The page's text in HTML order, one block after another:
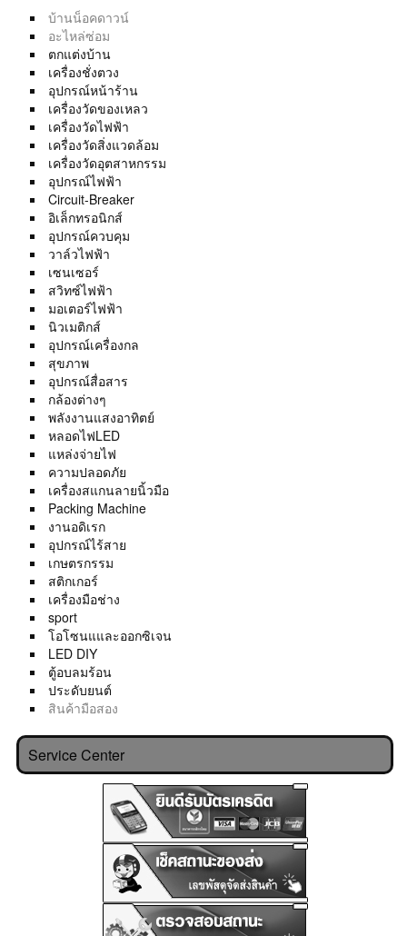
บ้านน็อคดาวน์
อะไหล่ซ่อม
ตกแต่งบ้าน
เครื่องชั่งตวง
อุปกรณ์หน้าร้าน
เครื่องวัดของเหลว
เครื่องวัดไฟฟ้า
เครื่องวัดสิ่งแวดล้อม
เครื่องวัดอุตสาหกรรม
อุปกรณ์ไฟฟ้า
Circuit-Breaker
อิเล็กทรอนิกส์
อุปกรณ์ควบคุม
วาล์วไฟฟ้า
เซนเซอร์
สวิทซ์ไฟฟ้า
มอเตอร์ไฟฟ้า
นิวเมติกส์
อุปกรณ์เครื่องกล
สุขภาพ
อุปกรณ์สื่อสาร
กล้องต่างๆ
พลังงานแสงอาทิตย์
หลอดไฟLED
แหล่งจ่ายไฟ
ความปลอดภัย
เครื่องสแกนลายนิ้วมือ
Packing Machine
งานอดิเรก
อุปกรณ์ไร้สาย
เกษตรกรรม
สติกเกอร์
เครื่องมือช่าง
sport
โอโซนแและออกซิเจน
LED DIY
ตู้อบลมร้อน
ประดับยนต์
สินค้ามือสอง
Service Center